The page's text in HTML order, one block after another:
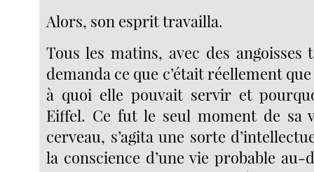
Alors, son esprit travailla.
Tous les matins, avec des
demanda ce que c’était réellement
à quoi elle pouvait servir et
Eiffel. Ce fut le seul moment de sa
cerveau, s’agita une sorte
la conscience d’une vie probable au-